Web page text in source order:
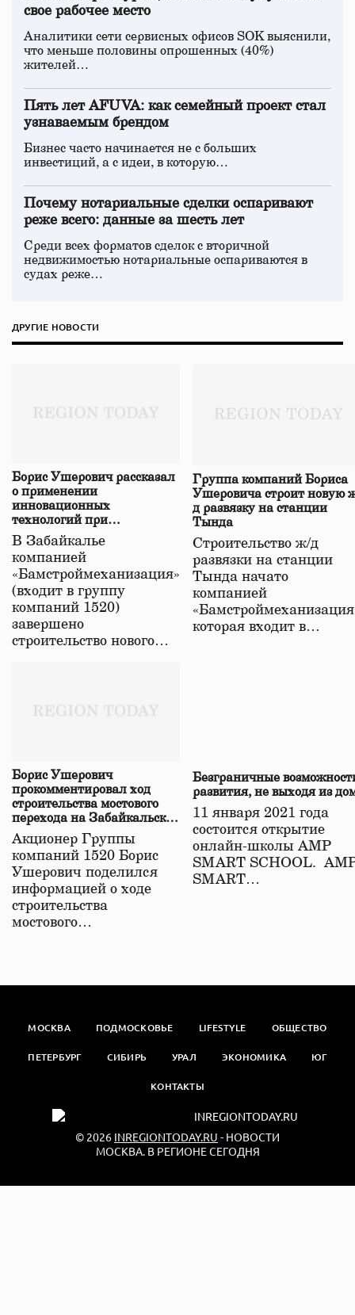
свое рабочее место
Аналитики сети сервисных офисов SOK выяснили,
что меньше половины опрошенных (40%)
жителей…
Пять лет AFUVA: как семейный проект стал
узнаваемым брендом
Бизнес часто начинается не с больших
инвестиций, а с идеи, в которую…
Почему нотариальные сделки оспаривают
реже всего: данные за шесть лет
Среди всех форматов сделок с вторичной
недвижимостью нотариальные оспариваются в
судах реже…
ДРУГИЕ НОВОСТИ
Борис Ушерович рассказал
о применении
инновационных
технологий при
строительстве нового моста
в Забайкалье
В Забайкалье
компанией
«Бамстроймеханизация»
(входит в группу
компаний 1520)
завершено
строительство нового…
Группа компаний Бориса
Ушеровича строит новую
д развязку на станции
Тында
Строительство ж/д
развязки на станции
Тында начато
компанией
которая входит в…
Борис Ушерович
прокомментировал ход
строительства мостового
перехода на Забайкальской
железной дороге
Акционер Группы
компаний 1520 Борис
Ушерович поделился
информацией о ходе
строительства
мостового…
Безграничные
развития, не выходя из
11 января 2021 года
состоится открытие
онлайн-школы АМР
SMART SCHOOL.
SMART…
МОСКВА ПОДМОСКОВЬЕ LIFESTYLE ОБЩЕСТВО
ПЕТЕРБУРГ СИБИРЬ УРАЛ ЭКОНОМИКА ЮГ
КОНТАКТЫ
© 2026 INREGIONTODAY.RU - НОВОСТИ
МОСКВА. В РЕГИОНЕ СЕГОДНЯ